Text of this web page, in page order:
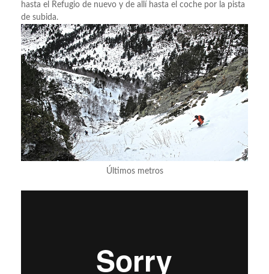
hasta el Refugio de nuevo y de allí hasta el coche por la pista
de subida.
Últimos metros